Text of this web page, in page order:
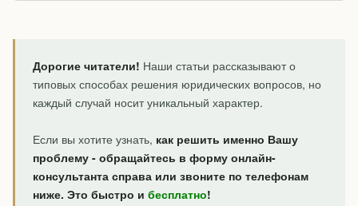
Дорогие читатели! Наши статьи рассказывают о
типовых способах решения юридических вопросов, но
каждый случай носит уникальный характер.
Если вы хотите узнать, как решить именно Вашу
проблему - обращайтесь в форму онлайн-
консультанта справа или звоните по телефонам
ниже. Это быстро и бесплатно!